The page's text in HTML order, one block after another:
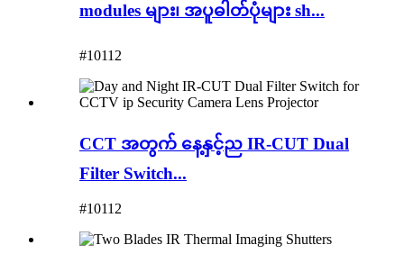
modules များ၊ အပူဓါတ်ပုံများ sh...
#10112
CCT အတွက် နေ့နှင့်ည IR-CUT Dual
Filter Switch...
#10112